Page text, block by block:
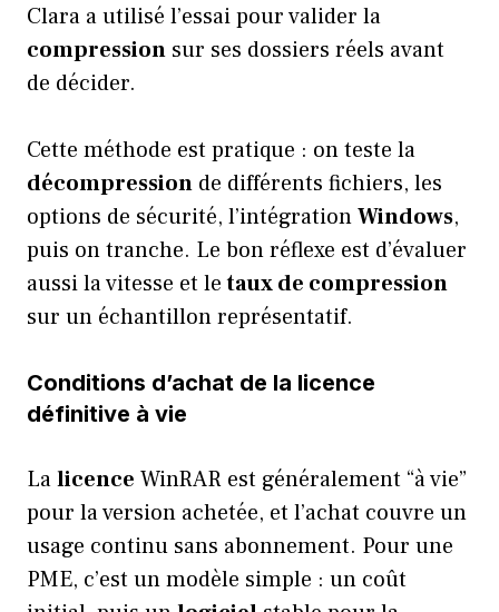
Clara a utilisé l’essai pour valider la
compression sur ses dossiers réels avant
de décider.
Cette méthode est pratique : on teste la
décompression de différents fichiers, les
options de sécurité, l’intégrationWindows,
puis on tranche. Le bon réflexe est d’évaluer
aussi la vitesse et letaux de compression
sur un échantillon représentatif.
Conditions d’achat de la licence
définitive à vie
Lalicence WinRAR est généralement “à vie”
pour la version achetée, et l’achat couvre un
usage continu sans abonnement. Pour une
PME, c’est un modèle simple : un coût